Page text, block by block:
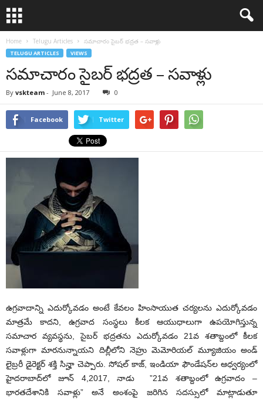
Home Telugu Articles సమాచారం సైబర్‌ భద్రత – సవాళ్లు
TELUGU ARTICLES VIEWS
సమాచారం సైబర్‌ భద్రత – సవాళ్లు
By vskteam - June 8, 2017 0
Facebook Twitter
ఉగ్రవాదాన్ని ఎదుర్కోవడం అంటే కేవలం హింసాయుత చర్యలను ఎదుర్కోవడం
మాత్రమే కాదని, ఉగ్రవాద సంస్థలు కీలక ఆయుధాలుగా ఉపయోగిస్తున్న
సమాచార వ్యవస్థను, సైబర్‌ భద్రతను ఎదుర్కోవడం 21వ శతాబ్దంలో కీలక
సవాళ్లుగా మారనున్నాయని దిల్లీలోని నెహ్రు మెమోరియల్‌ మ్యూజియం అండ్‌
లైబ్రరీ డైరెక్టర్‌ శక్తి సిన్హా చెప్పారు. సోషల్‌ కాజ్‌, ఇండియా ఫౌండేషన్‌ల ఆధ్వర్యంలో
హైదరాబాద్‌లో జూన్‌ 4,2017, నాడు ”21వ శతాబ్దంలో ఉగ్రవాదం –
భారతదేశానికి సవాళ్లు” అనే అంశంపై జరిగిన సదస్సులో మాట్లాడుతూ